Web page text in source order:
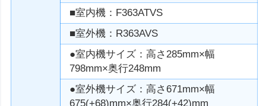
■室内機：F363ATVS
■室外機：R363AVS
●室内機サイズ：高さ285mm×幅
798mm×奥行248mm
●室外機サイズ：高さ671mm×幅
675(+68)mm×奥行284(+42)mm